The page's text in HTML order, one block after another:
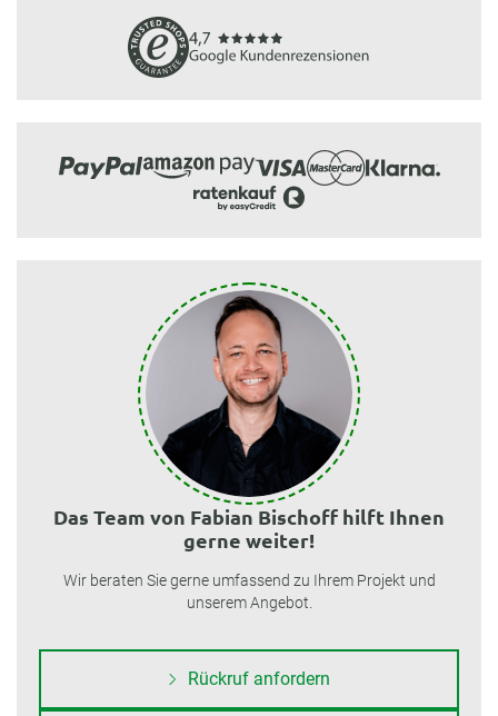
Das Team von Fabian Bischoff hilft Ihnen
gerne weiter!
Wir beraten Sie gerne umfassend zu Ihrem Projekt und
unserem Angebot.
Rückruf anfordern